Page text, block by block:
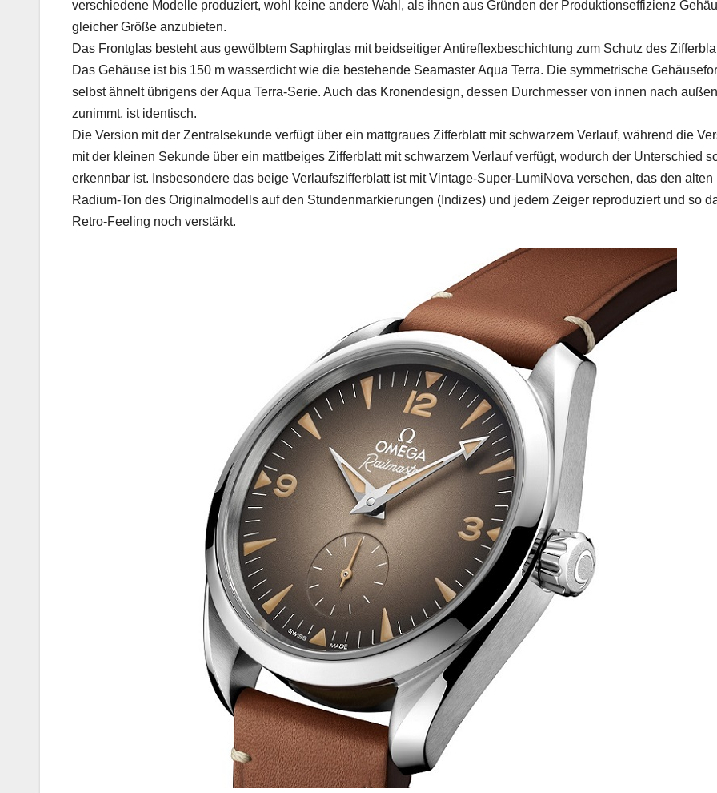
verschiedene Modelle produziert, wohl keine andere Wahl, als ihnen aus Gründen der Produktionseffizienz
gleicher Größe anzubieten.
Das Frontglas besteht aus gewölbtem Saphirglas mit beidseitiger Antireflexbeschichtung zum Schutz des
Das Gehäuse ist bis 150 m wasserdicht wie die bestehende Seamaster Aqua Terra. Die symmetrische
selbst ähnelt übrigens der Aqua Terra-Serie. Auch das Kronendesign, dessen Durchmesser von innen nach außen
zunimmt, ist identisch.
Die Version mit der Zentralsekunde verfügt über ein mattgraues Zifferblatt mit schwarzem Verlauf, während die
mit der kleinen Sekunde über ein mattbeiges Zifferblatt mit schwarzem Verlauf verfügt, wodurch der Unterschied
erkennbar ist. Insbesondere das beige Verlaufszifferblatt ist mit Vintage-Super-LumiNova versehen, das den alten
Radium-Ton des Originalmodells auf den Stundenmarkierungen (Indizes) und jedem Zeiger reproduziert und so
Retro-Feeling noch verstärkt.